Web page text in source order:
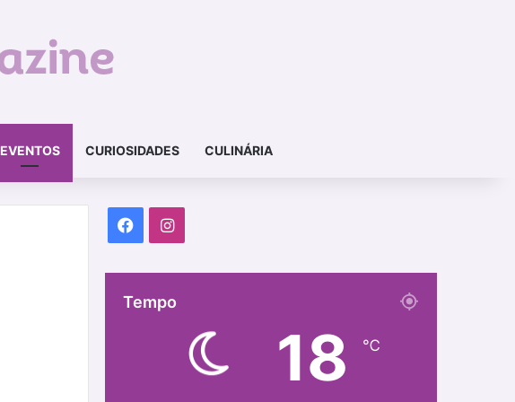
EVENTOS CURIOSIDADES CULINÁRIA
FacebookInstagram
Tempo
18 ℃